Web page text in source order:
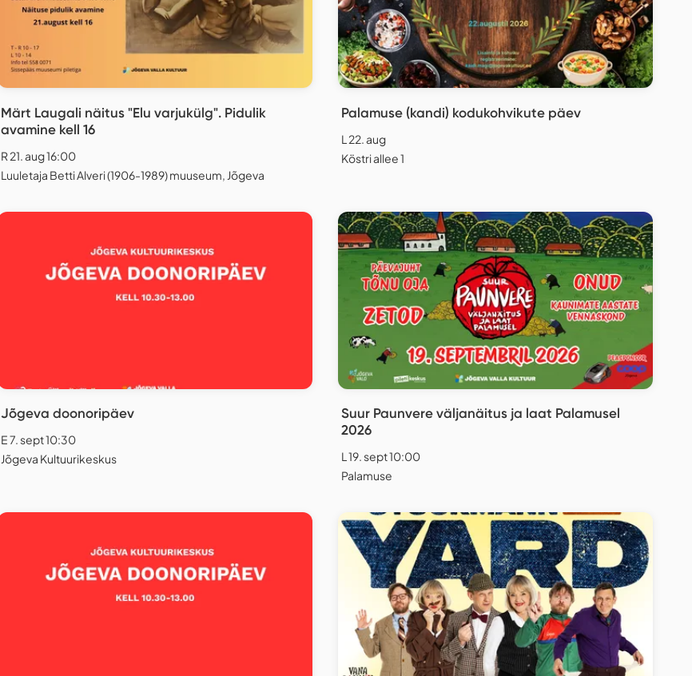
Märt Laugali näitus "Elu varjukülg". Pidulik
avamine kell 16
R 21. aug 16:00
Luuletaja Betti Alveri (1906-1989) muuseum, Jõgeva
Palamuse (kandi) kodukohvikute päev
L 22. aug
Köstri allee 1
Jõgeva doonoripäev
E 7. sept 10:30
Jõgeva Kultuurikeskus
Suur Paunvere väljanäitus ja laat Palamusel
2026
L 19. sept 10:00
Palamuse